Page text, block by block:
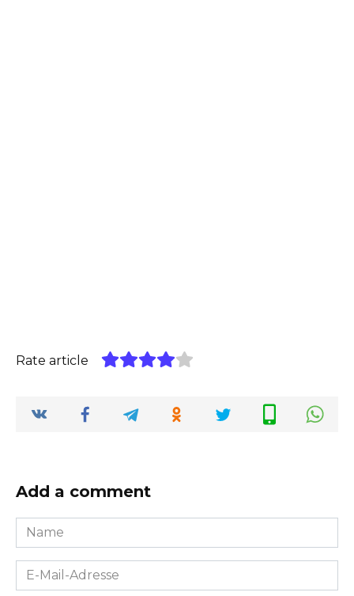
Rate article
Add a comment
Name
*
E-
Mail-